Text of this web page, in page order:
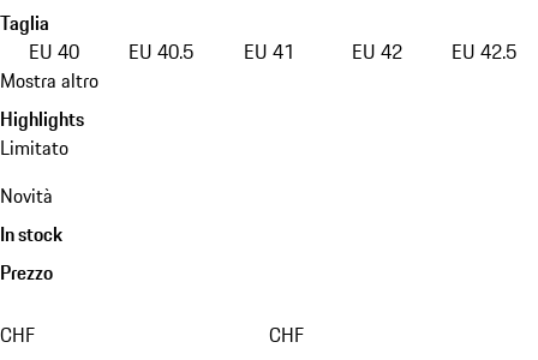
Taglia
EU 40
EU 40.5 EU 41 EU 42
EU 42.5
Mostra altro
Highlights
Limitato
Novità
In stock
Prezzo
CHF CHF